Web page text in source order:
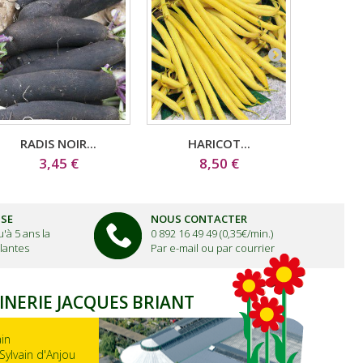
RADIS NOIR...
3,45 €
HARICOT...
8,50 €
5 ans la
NOUS CONTACTER
0 892 16 49 49 (0,35€/min.)
Par e-mail ou par courrier
JACQUES BRIANT
d'Anjou